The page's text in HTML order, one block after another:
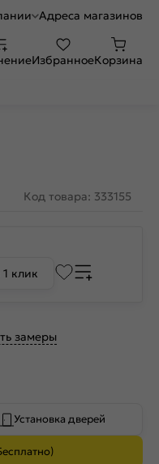
Адреса магазинов
ИзбранноеКорзина
Код товара: 333155
клик
замеры
Установка дверей